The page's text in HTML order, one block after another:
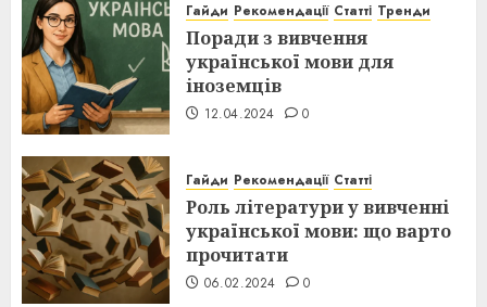
Гайди Рекомендації Статті Тренди
Поради з вивчення
української мови для
іноземців
12.04.2024 0
Гайди Рекомендації Статті
Роль літератури у вивченні
української мови: що варто
прочитати
06.02.2024 0